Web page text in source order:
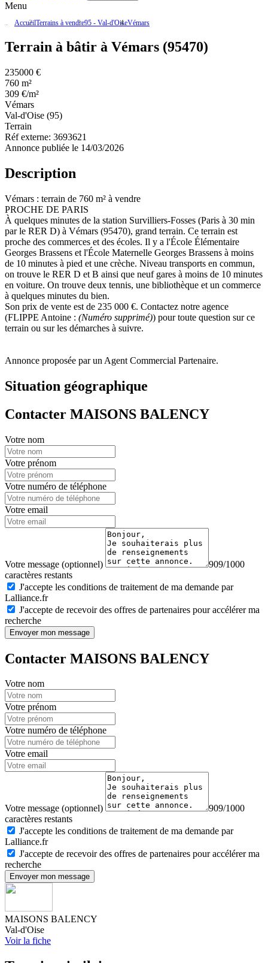
Menu
AccueilTerrains à vendre95 - Val-d'OiseVémars
Terrain à bâtir à Vémars (95470)
235000 €
760 m²
309 €/m²
Vémars
Val-d'Oise (95)
Terrain
Réf externe: 3693621
Annonce publiée le 14/03/2026
Description
Vémars : terrain de 760 m² à vendre
PROCHE DE PARIS
À quelques minutes de la station Survilliers-Fosses (Paris à 30 min
par le RER D) à Vémars (95470), grand terrain. Ce terrain est
proche des commerces et des écoles. Il y a l'École Élémentaire
Georges Brassens et l'École Maternelle Georges Brassens à moins
de 10 minutes à pied et une crèche. Niveau transports en commun,
on trouve le RER D et B ainsi que neuf gares à moins de 10 minutes
en voiture. On trouve deux tennis, une bibliothèque et un commerce
à quelques minutes du bien.
Son prix de vente est de 235 000 €. Contactez notre agence
(FLIPPE Antoine : (Numéro supprimé)) pour toute question sur ce
terrain ou sur les démarches à suivre.
Annonce proposée par un Agent Commercial Partenaire.
Situation géographique
Contacter MAISONS BALENCY
Votre nom
Votre prénom
Votre numéro de téléphone
Votre email
Votre message (optionnel)
909/1000
caractères restants
J'accepte les conditions de traitement de ma demande par
Lalliance.fr
J'accepte de recevoir des offres de partenaires pour accélérer ma
recherche
Envoyer mon message
Contacter MAISONS BALENCY
Votre nom
Votre prénom
Votre numéro de téléphone
Votre email
Votre message (optionnel)
909/1000
caractères restants
J'accepte les conditions de traitement de ma demande par
Lalliance.fr
J'accepte de recevoir des offres de partenaires pour accélérer ma
recherche
Envoyer mon message
MAISONS BALENCY
Val-d'Oise
Voir la fiche